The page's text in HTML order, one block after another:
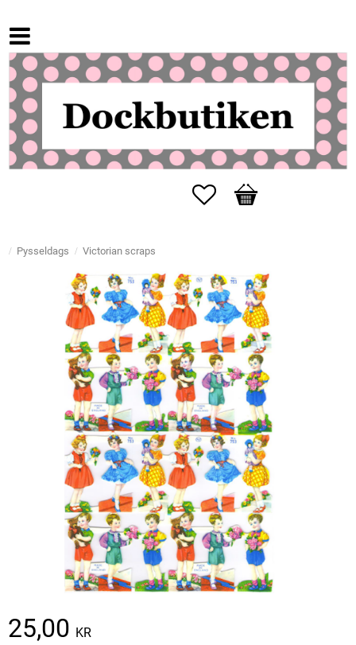
Favorites
Basket
Pysseldags Victorian scraps
25,00 KR